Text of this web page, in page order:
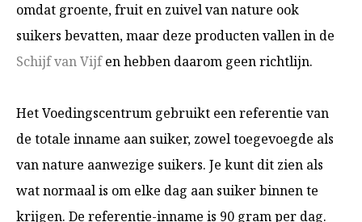
omdat groente, fruit en zuivel van nature ook
suikers bevatten, maar deze producten vallen in de
Schijf van Vijfen hebben daarom geen richtlijn.
Het Voedingscentrum gebruikt een referentie van
de totale inname aan suiker, zowel toegevoegde als
van nature aanwezige suikers. Je kunt dit zien als
wat normaal is om elke dag aan suiker binnen te
krijgen. De referentie-inname is 90 gram per dag.